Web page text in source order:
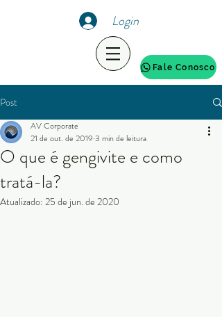
Login
Fale Conosco
Post
O que é gengivite e como
tratá-la?
AV Corporate
21 de out. de 2019 3 min de leitura
Atualizado: 25 de jun. de 2020